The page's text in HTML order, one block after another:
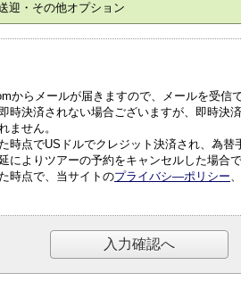
迎・その他オプション
からメールが届きますので、メールを受信
時決済されない場合ございますが、即時決
ません。
時点でUSドルでクレジット決済され、為
によりツアーの予約をキャンセルした場合
時点で、当サイトのプライバシ―ポリシー、